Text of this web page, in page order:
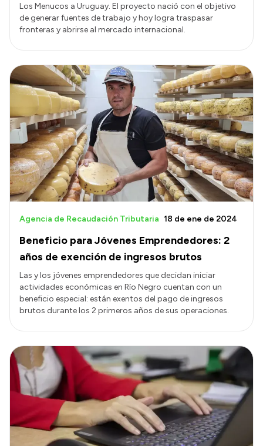
Los Menucos a Uruguay. El proyecto nació con el objetivo
de generar fuentes de trabajo y hoy logra traspasar
fronteras y abrirse al mercado internacional.
Beneficio para Jóvenes Emprendedores: 2
años de exención de ingresos brutos
Agencia de Recaudación Tributaria 18 de ene de 2024
Las y los jóvenes emprendedores que decidan iniciar
actividades económicas en Río Negro cuentan con un
beneficio especial: están exentos del pago de ingresos
brutos durante los 2 primeros años de sus operaciones.